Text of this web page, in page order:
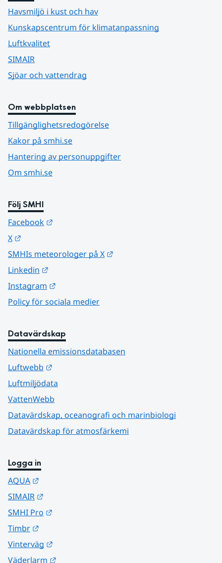
Havsmiljö i kust och hav
Kunskapscentrum för klimatanpassning
Luftkvalitet
SIMAIR
Sjöar och vattendrag
Om webbplatsen
Tillgänglighetsredogörelse
Kakor på smhi.se
Hantering av personuppgifter
Om smhi.se
Följ SMHI
Facebook
X
SMHIs meteorologer på X
Linkedin
Instagram
Policy för sociala medier
Datavärdskap
Nationella emissionsdatabasen
Luftwebb
Luftmiljödata
VattenWebb
Datavärdskap, oceanografi och marinbiologi
Datavärdskap för atmosfärkemi
Logga in
AQUA
SIMAIR
SMHI Pro
Timbr
Vinterväg
Väderlarm